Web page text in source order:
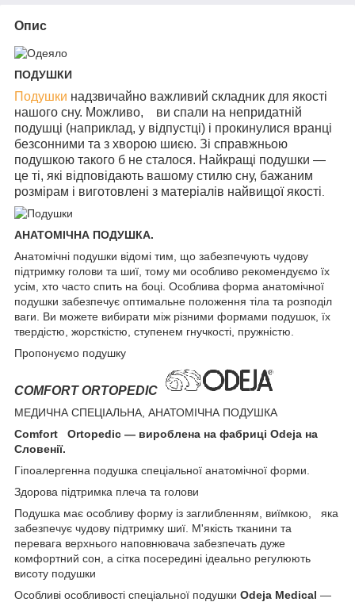
Опис
ПОДУШКИ
Подушки надзвичайно важливий складник для якості
нашого сну. Можливо, ви спали на непридатній
подушці (наприклад, у відпустці) і прокинулися вранці
безсонними та з хворою шиєю. Зі справжньою
подушкою такого б не сталося. Найкращі подушки —
це ті, які відповідають вашому стилю сну, бажаним
розмірам і виготовлені з матеріалів найвищої якості
АНАТОМІЧНА ПОДУШКА.
Анатомічні подушки відомі тим, що забезпечують чудову
підтримку голови та шиї, тому ми особливо рекомендуємо їх
усім, хто часто спить на боці. Особлива форма анатомічної
подушки забезпечує оптимальне положення тіла та розподіл
ваги. Ви можете вибирати між різними формами подушок, їх
твердістю, жорсткістю, ступенем гнучкості, пружністю.
Пропонуємо подушку
COMFORT ORTOPEDIC
МЕДИЧНА СПЕЦІАЛЬНА, АНАТОМІЧНА ПОДУШКА
Comfort Оrtopedic — вироблена на фабриці Odeja на
Словенії.
Гіпоалергенна подушка спеціальної анатомічної форми.
Здорова підтримка плеча та голови
Подушка має особливу форму із заглибленням, виїмкою, яка
забезпечує чудову підтримку шиї. М'якість тканини та
перевага верхнього наповнювача забезпечать дуже
комфортний сон, а сітка посередині ідеально регулюють
висоту подушки
Особливі особливості спеціальної подушки Odeja Medical —